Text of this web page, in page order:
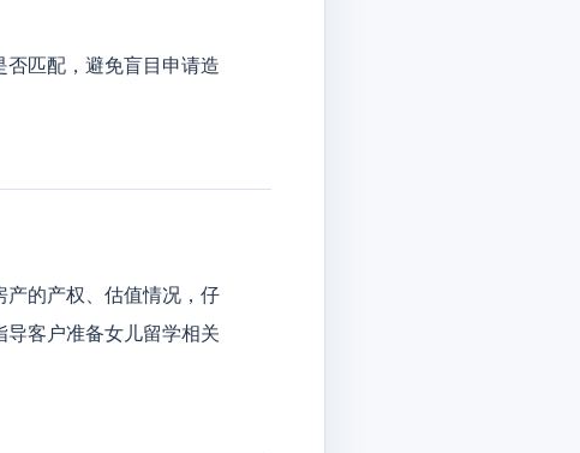
匹配，避免盲目申请造
产的产权、估值情况，仔
客户准备女儿留学相关